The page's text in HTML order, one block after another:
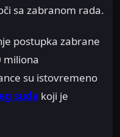
sa zabranom rada.
postupka zabrane
miliona
su istovremeno
suda koji je